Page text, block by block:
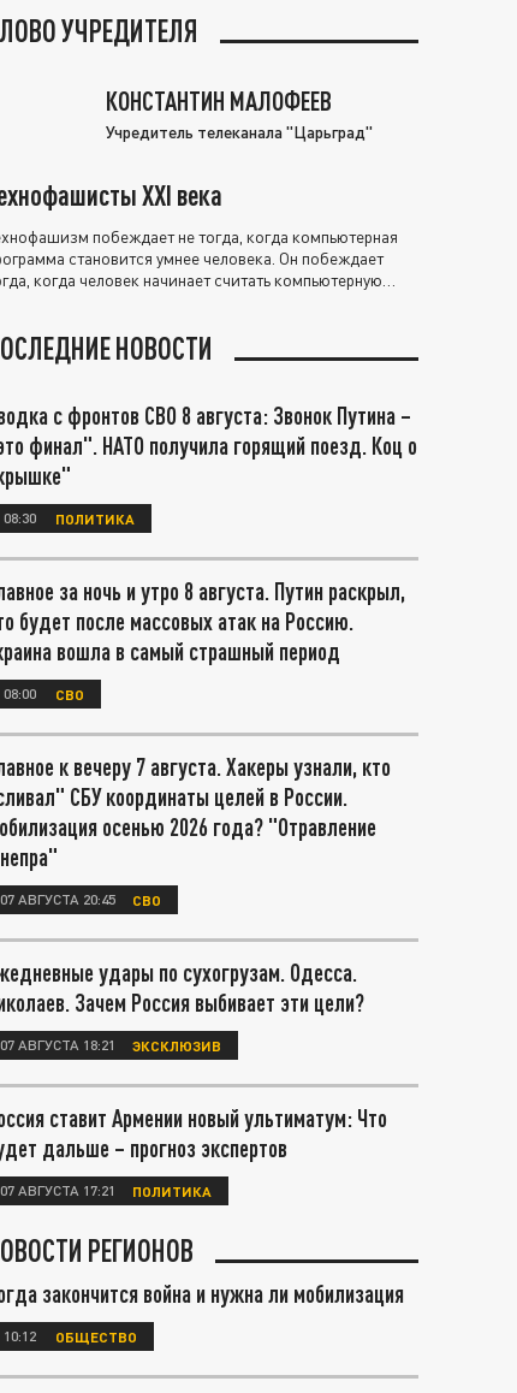
УЧРЕДИТЕЛЯ
КОНСТАНТИН МАЛОФЕЕВ
Учредитель телеканала "Царьград"
XXI века
побеждает не тогда, когда компьютерная
становится умнее человека. Он побеждает
когда человек начинает считать компьютерную
НОВОСТИ
с фронтов СВО 8 августа: Звонок Путина –
финал". НАТО получила горящий поезд. Коц о
08:30 ПОЛИТИКА
за ночь и утро 8 августа. Путин раскрыл,
будет после массовых атак на Россию.
вошла в самый страшный период
08:00 СВО
к вечеру 7 августа. Хакеры узнали, кто
СБУ координаты целей в России.
осенью 2026 года? "Отравление
07 АВГУСТА 20:45 СВО
удары по сухогрузам. Одесса.
Зачем Россия выбивает эти цели?
07 АВГУСТА 18:21 ЭКСКЛЮЗИВ
ставит Армении новый ультиматум: Что
дальше – прогноз экспертов
07 АВГУСТА 17:21 ПОЛИТИКА
РЕГИОНОВ
закончится война и нужна ли мобилизация
10:12 ОБЩЕСТВО